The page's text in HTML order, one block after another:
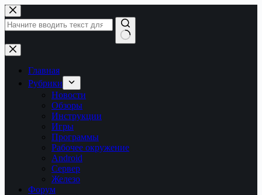
Перейти
к
сути
Ничего
не
найденоГлавная
Рубрики
Новости
Обзоры
Инструкции
Игры
Программы
Рабочее окружение
Android
Сервер
Железо
Форум